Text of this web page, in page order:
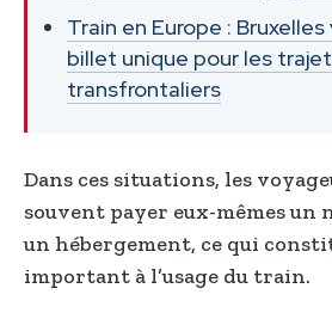
Train en Europe :
billet unique pour les
transfrontaliers
Dans ces situations, les
souvent payer eux-mêmes un
un hébergement, ce qui
important à l’usage du train.